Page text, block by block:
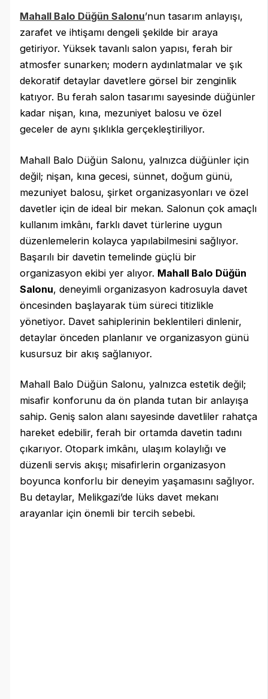
Mahall Balo Düğün Salonu’nun tasarım anlayışı,
zarafet ve ihtişamı dengeli şekilde bir araya
getiriyor. Yüksek tavanlı salon yapısı, ferah bir
atmosfer sunarken; modern aydınlatmalar ve şık
dekoratif detaylar davetlere görsel bir zenginlik
katıyor. Bu ferah salon tasarımı sayesinde düğünler
kadar nişan, kına, mezuniyet balosu ve özel
geceler de aynı şıklıkla gerçekleştiriliyor.
Mahall Balo Düğün Salonu, yalnızca düğünler için
değil; nişan, kına gecesi, sünnet, doğum günü,
mezuniyet balosu, şirket organizasyonları ve özel
davetler için de ideal bir mekan. Salonun çok amaçlı
kullanım imkânı, farklı davet türlerine uygun
düzenlemelerin kolayca yapılabilmesini sağlıyor.
Başarılı bir davetin temelinde güçlü bir
organizasyon ekibi yer alıyor. Mahall Balo Düğün
Salonu, deneyimli organizasyon kadrosuyla davet
öncesinden başlayarak tüm süreci titizlikle
yönetiyor. Davet sahiplerinin beklentileri dinlenir,
detaylar önceden planlanır ve organizasyon günü
kusursuz bir akış sağlanıyor.
Mahall Balo Düğün Salonu, yalnızca estetik değil;
misafir konforunu da ön planda tutan bir anlayışa
sahip. Geniş salon alanı sayesinde davetliler rahatça
hareket edebilir, ferah bir ortamda davetin tadını
çıkarıyor. Otopark imkânı, ulaşım kolaylığı ve
düzenli servis akışı; misafirlerin organizasyon
boyunca konforlu bir deneyim yaşamasını sağlıyor.
Bu detaylar, Melikgazi’de lüks davet mekanı
arayanlar için önemli bir tercih sebebi.